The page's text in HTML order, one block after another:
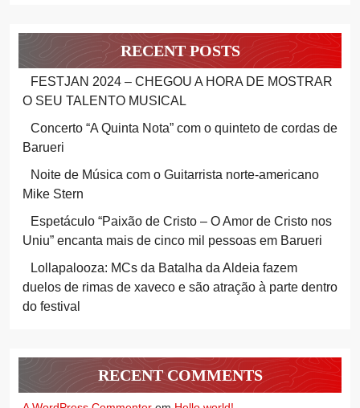
RECENT POSTS
FESTJAN 2024 – CHEGOU A HORA DE MOSTRAR
O SEU TALENTO MUSICAL
Concerto “A Quinta Nota” com o quinteto de cordas de
Barueri
Noite de Música com o Guitarrista norte-americano
Mike Stern
Espetáculo “Paixão de Cristo – O Amor de Cristo nos
Uniu” encanta mais de cinco mil pessoas em Barueri
Lollapalooza: MCs da Batalha da Aldeia fazem
duelos de rimas de xaveco e são atração à parte dentro
do festival
RECENT COMMENTS